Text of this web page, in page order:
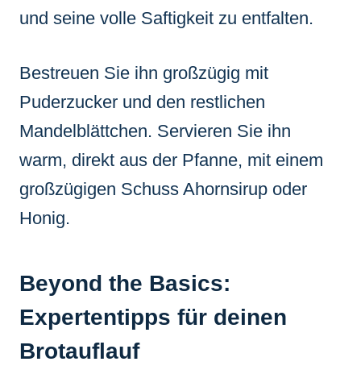
und seine volle Saftigkeit zu entfalten.
Bestreuen Sie ihn großzügig mit
Puderzucker und den restlichen
Mandelblättchen. Servieren Sie ihn
warm, direkt aus der Pfanne, mit einem
großzügigen Schuss Ahornsirup oder
Honig.
Beyond the Basics:
Expertentipps für deinen
Brotauflauf